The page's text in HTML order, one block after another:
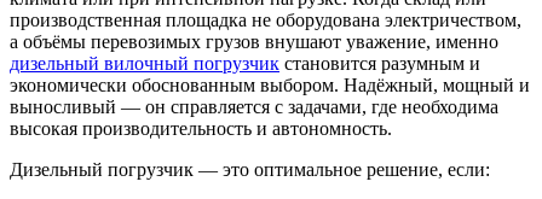
производственная площадка не оборудована электричеством,
а объёмы перевозимых грузов внушают уважение, именно
дизельный вилочный погрузчик становится разумным и
экономически обоснованным выбором. Надёжный, мощный и
выносливый — он справляется с задачами, где необходима
высокая производительность и автономность.
Дизельный погрузчик — это оптимальное решение, если: